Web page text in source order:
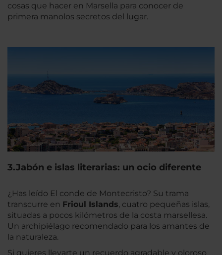
cosas que hacer en Marsella para conocer de
primera manolos secretos del lugar.
3.Jabón e islas literarias: un ocio diferente
¿Has leído El conde de Montecristo? Su trama
transcurre en Frioul Islands, cuatro pequeñas islas,
situadas a pocos kilómetros de la costa marsellesa.
Un archipiélago recomendado para los amantes de
la naturaleza.
Si quieres llevarte un recuerdo agradable y oloroso